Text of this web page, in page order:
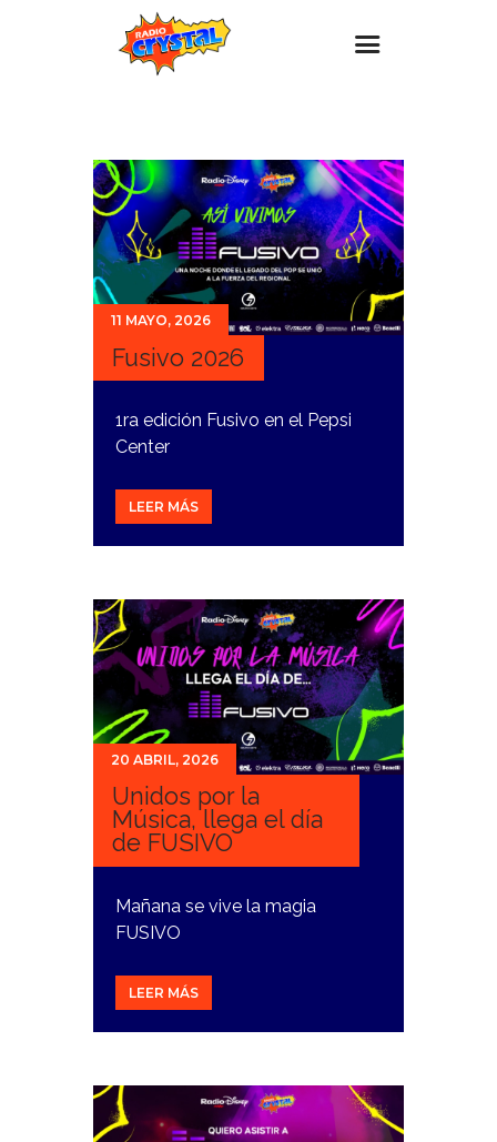
Estaciones
Eventos
Promociones
Noticias
Para ti
Contacto
11 MAYO, 2026
Fusivo 2026
1ra edición Fusivo en el Pepsi
Center
LEER MÁS
20 ABRIL, 2026
Unidos por la
Música, llega el día
de FUSIVO
Mañana se vive la magia
FUSIVO
LEER MÁS